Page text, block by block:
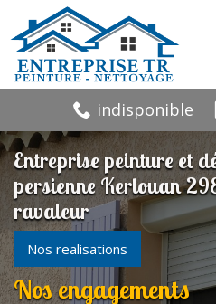
indisponible
Entreprise peinture et
persienne Kerlouan
ravaleur
Nos realisations
Nos engagements